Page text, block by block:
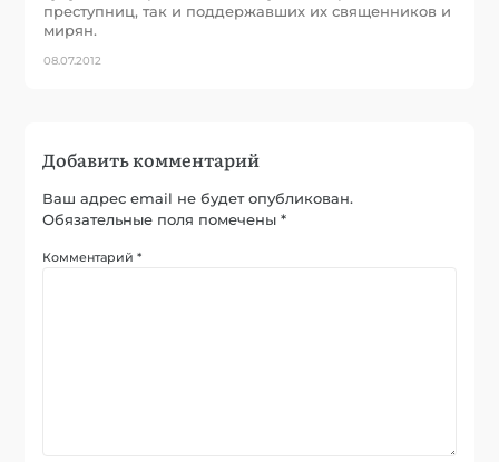
преступниц, так и поддержавших их священников и
мирян.
08.07.2012
Добавить комментарий
Ваш адрес email не будет опубликован.
Обязательные поля помечены*
Комментарий*